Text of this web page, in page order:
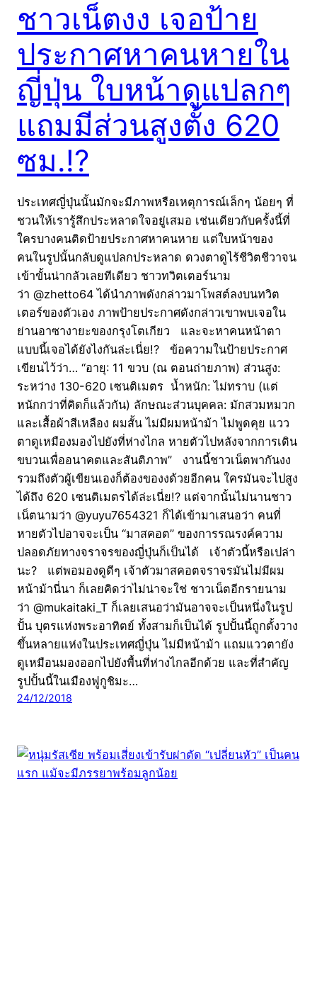
ชาวเน็ตงง เจอป้าย
ประกาศหาคนหายใน
ญี่ปุ่น ใบหน้าดูแปลกๆ
แถมมีส่วนสูงตั้ง 620
ซม.!?
ประเทศญี่ปุ่นนั้นมักจะมีภาพหรือเหตุการณ์เล็กๆ น้อยๆ ที่
ชวนให้เรารู้สึกประหลาดใจอยู่เสมอ เช่นเดียวกับครั้งนี้ที่
ใครบางคนติดป้ายประกาศหาคนหาย แต่ใบหน้าของ
คนในรูปนั้นกลับดูแปลกประหลาด ดวงตาดูไร้ชีวิตชีวาจน
เข้าขั้นน่ากลัวเลยทีเดียว ชาวทวิตเตอร์นาม
ว่า @zhetto64 ได้นำภาพดังกล่าวมาโพสต์ลงบนทวิต
เตอร์ของตัวเอง ภาพป้ายประกาศดังกล่าวเขาพบเจอใน
ย่านอาซางายะของกรุงโตเกียว และจะหาคนหน้าตา
แบบนี้เจอได้ยังไงกันล่ะเนี่ย!? ข้อความในป้ายประกาศ
เขียนไว้ว่า… “อายุ: 11 ขวบ (ณ ตอนถ่ายภาพ) ส่วนสูง:
ระหว่าง 130-620 เซนติเมตร น้ำหนัก: ไม่ทราบ (แต่
หนักกว่าที่คิดก็แล้วกัน) ลักษณะส่วนบุคคล: มักสวมหมวก
และเสื้อผ้าสีเหลือง ผมสั้น ไม่มีผมหน้าม้า ไม่พูดคุย แวว
ตาดูเหมืองมองไปยังที่ห่างไกล หายตัวไปหลังจากการเดิน
ขบวนเพื่ออนาคตและสันติภาพ” งานนี้ชาวเน็ตพากันงง
รวมถึงตัวผู้เขียนเองก็ต้องของงด้วยอีกคน ใครมันจะไปสูง
ได้ถึง 620 เซนติเมตรได้ล่ะเนี่ย!? แต่จากนั้นไม่นานชาว
เน็ตนามว่า @yuyu7654321 ก็ได้เข้ามาเสนอว่า คนที่
หายตัวไปอาจจะเป็น “มาสคอต” ของการรณรงค์ความ
ปลอดภัยทางจราจรของญี่ปุ่นก็เป็นได้ เจ้าตัวนี้หรือเปล่า
นะ? แต่พอมองดูดีๆ เจ้าตัวมาสคอตจราจรมันไม่มีผม
หน้าม้านี่นา ก็เลยคิดว่าไม่น่าจะใช่ ชาวเน็ตอีกรายนาม
ว่า @mukaitaki_T ก็เลยเสนอว่ามันอาจจะเป็นหนึ่งในรูป
ปั้น บุตรแห่งพระอาทิตย์ ทั้งสามก็เป็นได้ รูปปั้นนี้ถูกตั้งวาง
ขึ้นหลายแห่งในประเทศญี่ปุ่น ไม่มีหน้าม้า แถมแววตายัง
ดูเหมือนมองออกไปยังพื้นที่ห่างไกลอีกด้วย และที่สำคัญ
รูปปั้นนี้ในเมืองฟูกูชิมะ…
24/12/2018